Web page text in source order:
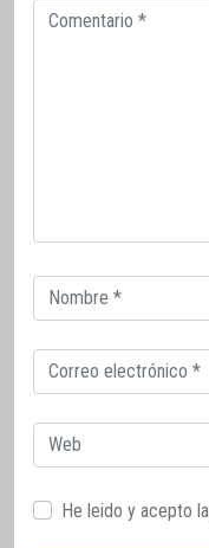
Comentario
Correo
electrónico
Correo
electrónico
Web
He leido y acepto la